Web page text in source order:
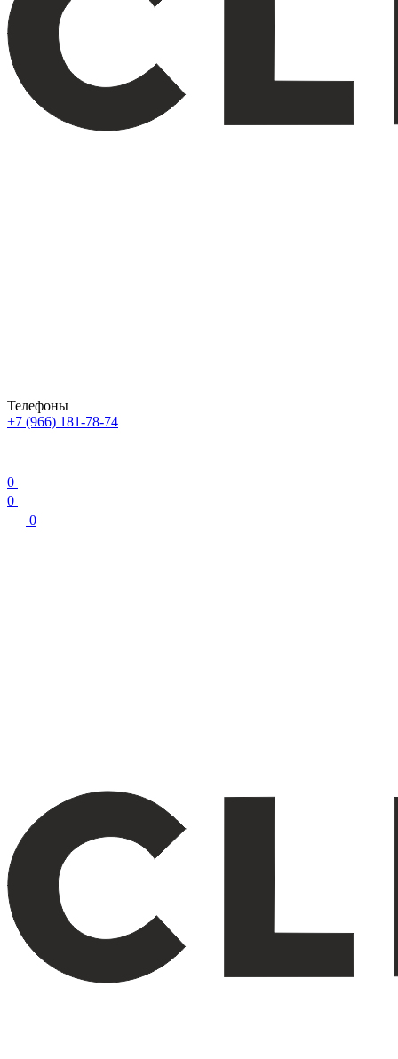
Телефоны
+7 (966) 181-78-74
0
0
0